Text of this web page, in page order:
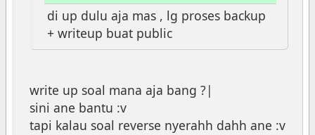
di up dulu aja mas , lg proses backup
+ writeup buat public
write up soal mana aja bang ?|
sini ane bantu :v
tapi kalau soal reverse nyerahh dahh ane :v